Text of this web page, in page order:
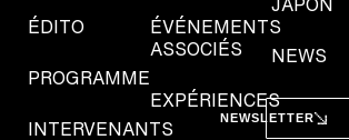
ÉDITO
PROGRAMME
INTERVENANTS
ÉVÉNEMENTS
ASSOCIÉS
EXPÉRIENCES
JAPON
NEWS
NEWSLETTER